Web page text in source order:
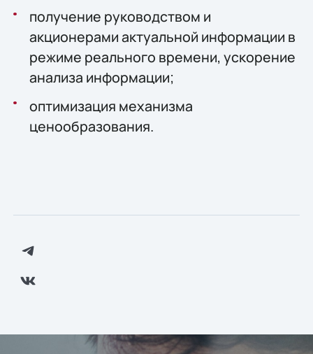
получение руководством и
акционерами актуальной информации в
режиме реального времени, ускорение
анализа информации;
оптимизация механизма
ценообразования.